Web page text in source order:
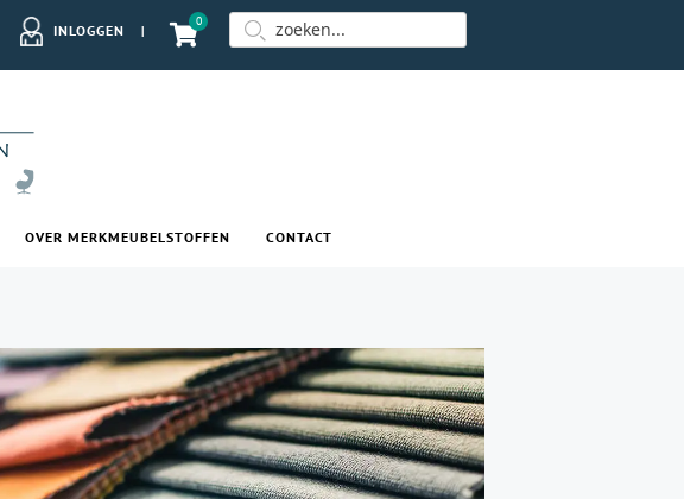
INLOGGEN |
0
OVER MERKMEUBELSTOFFEN CONTACT